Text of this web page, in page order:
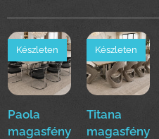
Paola
magasfényű
Készleten
Titana
magasfényű
Készleten